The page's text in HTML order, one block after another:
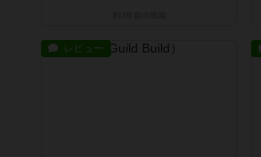
レビュー